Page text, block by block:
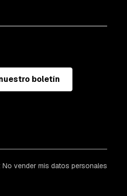
boletín
No vender mis datos personales